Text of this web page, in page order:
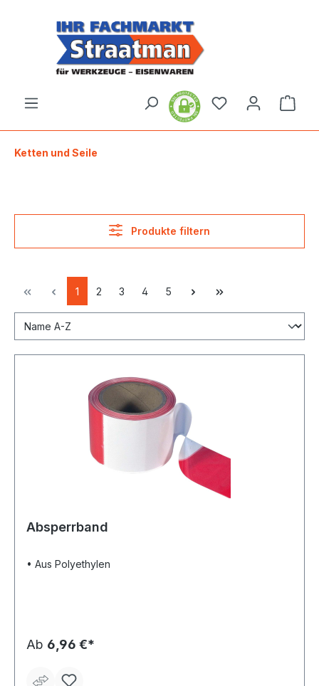
Ketten und Seile
Produkte filtern
1 2 3 4 5
Absperrband
• Aus Polyethylen
Ab 6,96 €*